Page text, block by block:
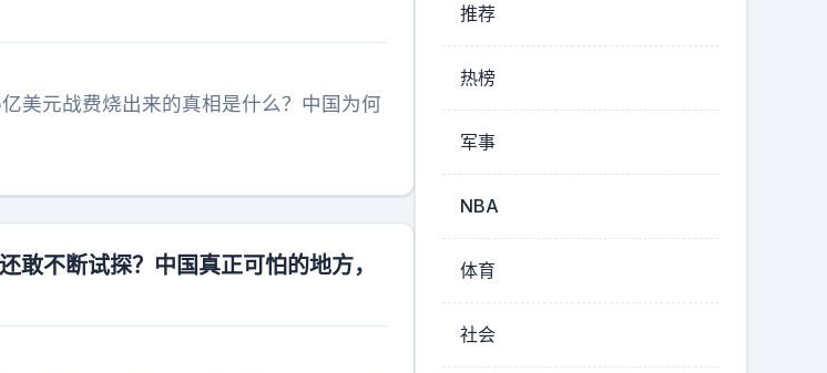
美元战费烧出来的真相是什么？中国为何
敢不断试探？中国真正可怕的地方，
推荐
热榜
军事
NBA
体育
社会